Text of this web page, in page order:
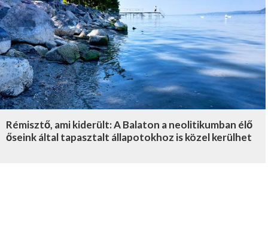
Rémisztő, ami kiderült: A Balaton a neolitikumban élő
őseink által tapasztalt állapotokhoz is közel kerülhet